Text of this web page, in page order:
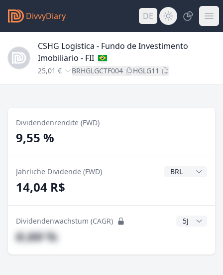
DivvyDiary DE
CSHG Logistica - Fundo de Investimento
Imobiliario - FII
25,01 € BRHGLGCTF004 HGLG11
Dividendenrendite (FWD)
9,55 %
Jährliche Dividende (FWD)
14,04 R$
Dividendenwachstum (CAGR) CAGR Jahre
#,## %